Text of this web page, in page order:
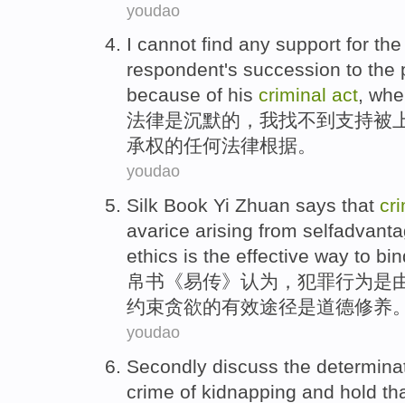
youdao
I cannot find any support for the
respondent's succession to the
because of his criminal act,
法律是沉默的， 我找不到 支持被
承权的任何法律根据。
youdao
Silk Book Yi Zhuan says that
avarice arising from
ethics is the effective way to
帛书《易传》认为， 犯罪行为是
约束贪欲的有效途径是道德修养
youdao
Secondly discuss the
crime of kidnapping and hold